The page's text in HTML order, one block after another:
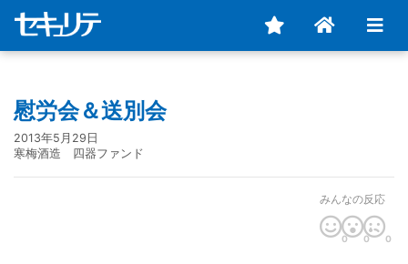
慰労会＆送別会
2013年5月29日
寒梅酒造 四器ファンド
みんなの反応
0 0 0